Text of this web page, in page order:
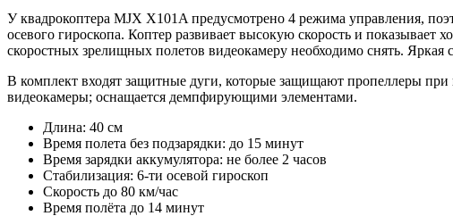
У квадрокоптера MJX X101A предусмотрено 4 режима управления,
осевого гироскопа. Коптер развивает высокую скорость и
скоростных зрелищных полетов видеокамеру необходимо снять. Яркая
В комплект входят защитные дуги, которые защищают пропеллеры при
видеокамеры; оснащается демпфирующими элементами.
Длина: 40 см
Время полета без подзарядки: до 15 минут
Время зарядки аккумулятора: не более 2 часов
Стабилизация: 6-ти осевой гироскоп
Скорость до 80 км/час
Время полёта до 14 минут